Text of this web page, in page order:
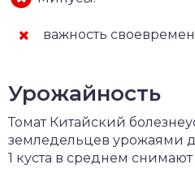
важность
Урожайность
Томат Китайский
земледельцев урожаями
1 куста в среднем